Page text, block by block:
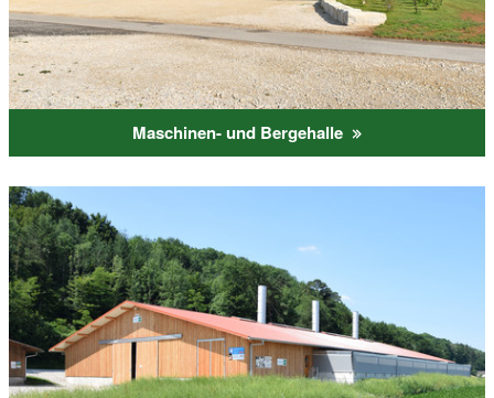
Maschinen- und Bergehalle